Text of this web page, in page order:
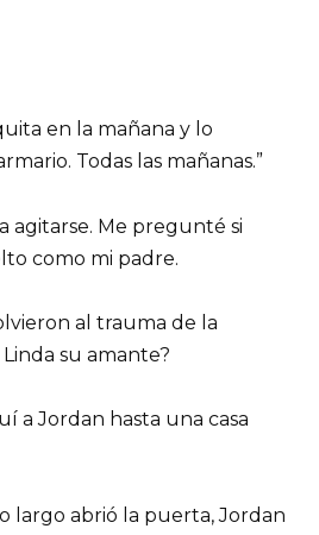
en la mañana y lo
Todas las mañanas.”
agitarse. Me pregunté si
como mi padre.
al trauma de la
su amante?
a Jordan hasta una casa
largo abrió la puerta, Jordan